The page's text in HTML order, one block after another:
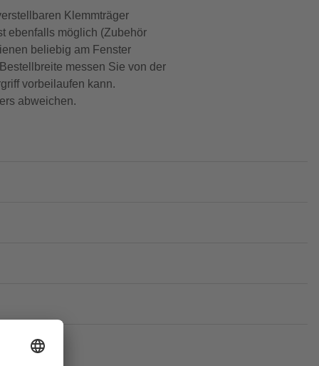
Klemmträger
ebenfalls möglich (Zubehör
beliebig am Fenster
messen Sie von der
vorbeilaufen kann.
abweichen.